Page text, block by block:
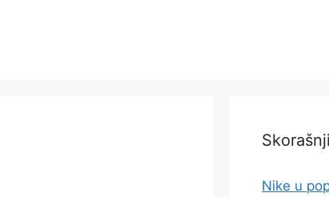
Nike u